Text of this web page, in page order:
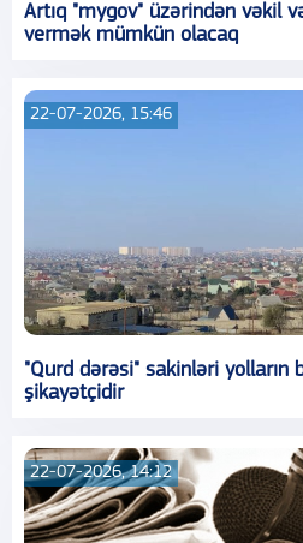
Artıq "mygov" üzərindən vəkil
vermək mümkün olacaq
22-07-2026, 15:46
"Qurd dərəsi" sakinləri yolların
şikayətçidir
22-07-2026, 14:12